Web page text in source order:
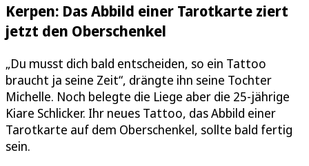
Kerpen: Das Abbild einer Tarotkarte ziert
jetzt den Oberschenkel
„Du musst dich bald entscheiden, so ein Tattoo
braucht ja seine Zeit“, drängte ihn seine Tochter
Michelle. Noch belegte die Liege aber die 25-jährige
Kiare Schlicker. Ihr neues Tattoo, das Abbild einer
Tarotkarte auf dem Oberschenkel, sollte bald fertig
sein.